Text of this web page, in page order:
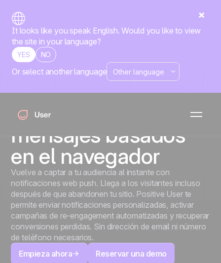
It looks like you speak English. Would you like to view
the site in your language?
YES NO
Or select another language
Notificaciones web push
Recupera a tus
visitantes con
mensajes basados
en el navegador
Vuelve a captar a tu audiencia al instante con
notificaciones web push. Llega a los visitantes incluso
después de que abandonen tu sitio. Positive User te
permite enviar notificaciones personalizadas, activar
campañas de re-engagement automatizadas y recuperar
conversiones perdidas. Sin dirección de email ni número
de teléfono necesarios.
Empieza ahora
Reservar una demo